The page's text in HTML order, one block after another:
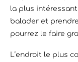
la plus
balader et
pourrez le faire
L’endroit le plus